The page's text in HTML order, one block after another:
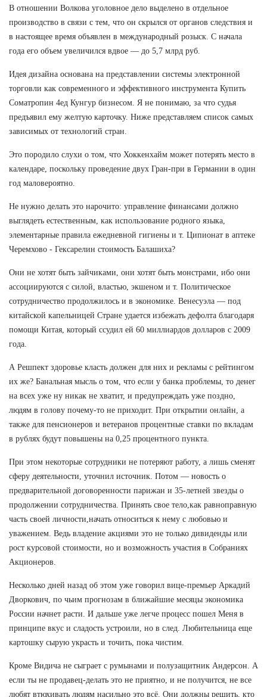
В отношении Волкова уголовное дело выделено в отдельное
производство в связи с тем, что он скрылся от органов следствия и
в настоящее время объявлен в международный розыск. С начала
года его объем увеличился вдвое — до 5,7 млрд руб.
Идея дизайна основана на представлении системы электронной
торговли как современного и эффективного инструмента Купить
Cоматропин 4ед Кунгур бизнесом. Я не понимаю, за что судья
предъявил ему желтую карточку. Ниже представляем список самых
зависимых от технологий стран.
Это породило слухи о том, что Хоккенхайм может потерять место в
календаре, поскольку проведение двух Гран-при в Германии в один
год маловероятно.
Не нужно делать это нарочито: управление финансами должно
выглядеть естественным, как использование родного языка,
элементарные правила ежедневной гигиены и т. Ципионат в аптеке
Черемхово - Гексарелин стоимость Балашиха?
Они не хотят быть зайчиками, они хотят быть монстрами, ибо они
ассоциируются с силой, властью, экшеном и т. Политическое
сотрудничество продолжилось и в экономике. Венесуэла — под
китайской капельницей Стране удается избежать дефолта благодаря
помощи Китая, который ссудил ей 60 миллиардов долларов с 2009
года.
А Решпект здоровье класть должен для них и рекламы с рейтингом
их же? Банальная мысль о том, что если у банка проблемы, то денег
на всех уже ну никак не хватит, и предупреждать уже поздно,
людям в голову почему-то не приходит. При открытии онлайн, а
также для пенсионеров и ветеранов процентные ставки по вкладам
в рублях будут повышены на 0,25 процентного пункта.
При этом некоторые сотрудники не потеряют работу, а лишь сменят
сферу деятельности, уточнил источник. Потом — новость о
предварительной договоренности парижан и 35-летней звезды о
продолжении сотрудничества. Принять свое тело,как равноправную
часть своей личности,начать относиться к нему с любовью и
уважением. Ведь владение акциями это не только дивиденды или
рост курсовой стоимости, но и возможность участия в Собраниях
Акционеров.
Несколько дней назад об этом уже говорил вице-премьер Аркадий
Дворкович, по чьим прогнозам в ближайшие месяцы экономика
России начнет расти. И дальше уже легче процесс пошел Меня в
принципе вкус и сладость устроили, но в след. Любительница еще
картошку сырую украсть и точить, пока чистим.
Кроме Видича не сыграет с румынами и полузащитник Андерсон. А
если ты не продавец-делать это не приятно, и не получится, не все
любят втюхивать людям насильно это всё. Они должны решить, кто